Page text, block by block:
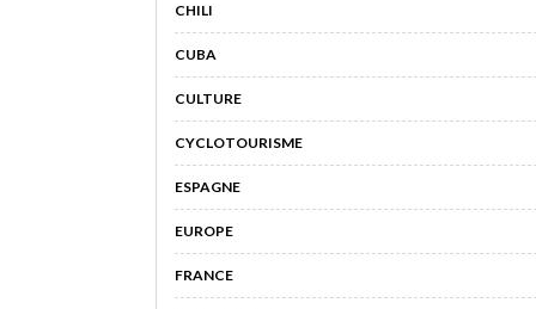
CHILI
CUBA
CULTURE
CYCLOTOURISME
ESPAGNE
EUROPE
FRANCE